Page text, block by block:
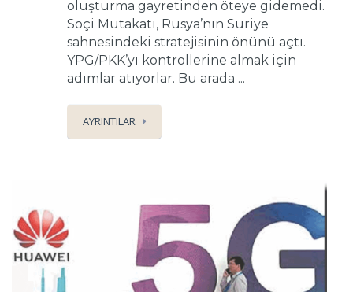
oluşturma gayretinden öteye gidemedi.
Soçi Mutakatı, Rusya’nın Suriye
sahnesindeki stratejisinin önünü açtı.
YPG/PKK’yı kontrollerine almak için
adımlar atıyorlar. Bu arada ...
AYRINTILAR